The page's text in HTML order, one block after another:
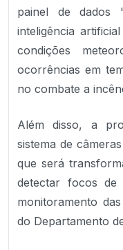
painel de dados
inteligência
condições
ocorrências em
no combate a
Além disso, a
sistema de
que será
detectar focos de
monitoramento
do Departamento